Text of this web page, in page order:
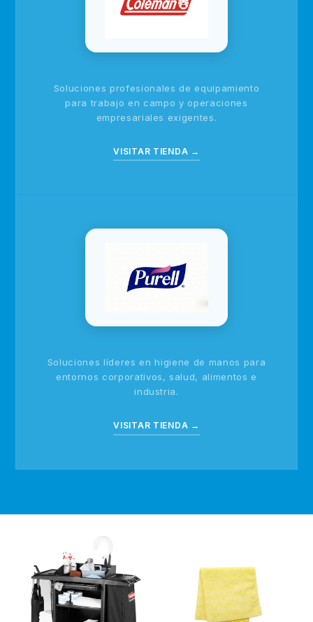
Soluciones profesionales de equipamiento
para trabajo en campo y operaciones
empresariales exigentes.
VISITAR TIENDA →
Soluciones líderes en higiene de manos para
entornos corporativos, salud, alimentos e
industria.
VISITAR TIENDA →